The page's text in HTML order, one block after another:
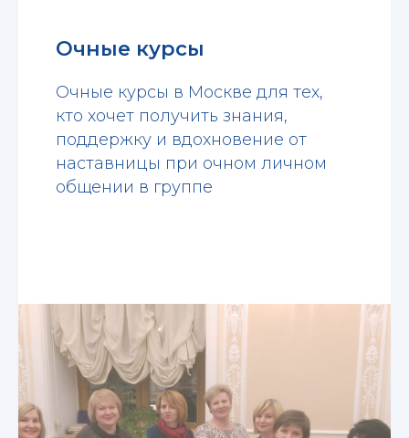
Очные курсы
Очные курсы в Москве для тех,
кто хочет получить знания,
поддержку и вдохновение от
наставницы при очном личном
общении в группе